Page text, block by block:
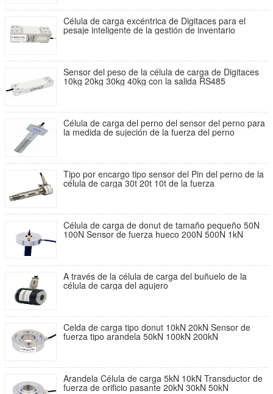
Célula de carga excéntrica de Digitaces para el
pesaje inteligente de la gestión de inventario
Sensor del peso de la célula de carga de Digitaces
10kg 20kg 30kg 40kg con la salida RS485
Célula de carga del perno del sensor del perno para
la medida de sujeción de la fuerza del perno
Tipo por encargo tipo sensor del Pin del perno de la
célula de carga 30t 20t 10t de la fuerza
Célula de carga de donut de tamaño pequeño 50N
100N Sensor de fuerza hueco 200N 500N 1kN
A través de la célula de carga del buñuelo de la
célula de carga del agujero
Celda de carga tipo donut 10kN 20kN Sensor de
fuerza tipo arandela 50kN 100kN 200kN
Arandela Célula de carga 5kN 10kN Transductor de
fuerza de orificio pasante 20kN 30kN 50kN